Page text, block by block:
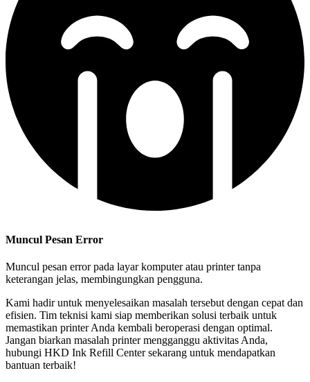
Muncul Pesan Error
Muncul pesan error pada layar komputer atau printer tanpa
keterangan jelas, membingungkan pengguna.
Kami hadir untuk menyelesaikan masalah tersebut dengan cepat dan
efisien. Tim teknisi kami siap memberikan solusi terbaik untuk
memastikan printer Anda kembali beroperasi dengan optimal.
Jangan biarkan masalah printer mengganggu aktivitas Anda,
hubungi HKD Ink Refill Center sekarang untuk mendapatkan
bantuan terbaik!